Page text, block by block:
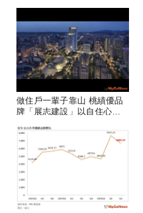
做住戶一輩子靠山 桃績優品
牌「展志建設」以自住心蓋